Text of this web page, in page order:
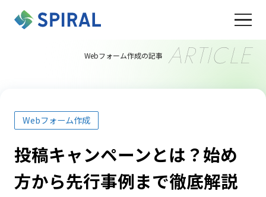
Webフォーム作成の記事 ARTICLE
Webフォーム作成
投稿キャンペーンとは？始め
方から先行事例まで徹底解説